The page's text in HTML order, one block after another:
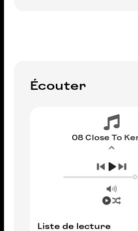
Écouter
08 Close To
Liste de lecture